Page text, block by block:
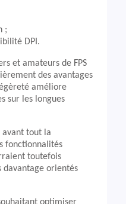
;
DPI.
et amateurs de FPS
des avantages
améliore
sur les longues
avant tout la
fonctionnalités
toutefois
davantage orientés